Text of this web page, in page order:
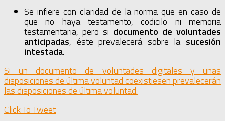
Se infiere con claridad de la norma que en caso de
que no haya testamento, codicilo ni memoria
testamentaria, pero si documento de voluntades
anticipadas, éste prevalecerá sobre la sucesión
intestada.
Si un documento de voluntades digitales y unas
disposiciones de última voluntad coexistiesen prevalecerán
las disposiciones de última voluntad.
Click To Tweet